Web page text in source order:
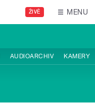
ŽIVĚ MENU
AUDIOARCHIV KAMERY